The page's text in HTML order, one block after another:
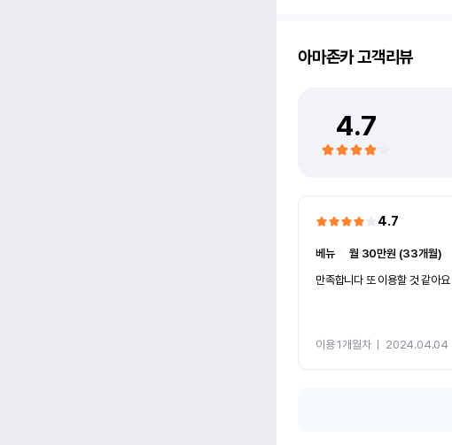
아마존카고객리뷰
4.7
4.7
베뉴ㅣ월 30만원 (33개월)
만족합니다 또 이용할 것 같아요
이용 1개월차ㅣ 2024.04.04